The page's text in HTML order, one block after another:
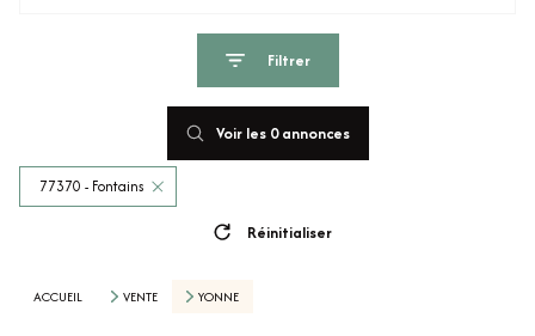
Filtrer
Voir les 0annonces
77370 - Fontains
Réinitialiser
ACCUEIL VENTE YONNE